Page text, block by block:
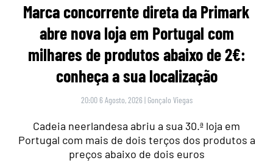
Marca concorrente direta da Primark
abre nova loja em Portugal com
milhares de produtos abaixo de 2€:
conheça a sua localização
20:00 6 Agosto, 2026 | Gonçalo Viegas
Cadeia neerlandesa abriu a sua 30.ª loja em
Portugal com mais de dois terços dos produtos a
preços abaixo de dois euros